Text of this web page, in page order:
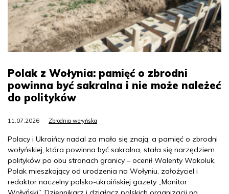
Polak z Wołynia: pamięć o zbrodni
powinna być sakralna i nie może należeć
do polityków
11.07.2026 Zbrodnia wołyńska
Polacy i Ukraińcy nadal za mało się znają, a pamięć o zbrodni
wołyńskiej, która powinna być sakralna, stała się narzędziem
polityków po obu stronach granicy – ocenił Walenty Wakoluk,
Polak mieszkający od urodzenia na Wołyniu, założyciel i
redaktor naczelny polsko-ukraińskiej gazety „Monitor